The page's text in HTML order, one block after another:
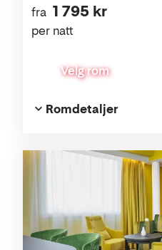
fra 1 795 kr
per natt
Velg rom
Romdetaljer